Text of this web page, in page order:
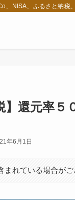
、NISA、ふるさと納税
】還元率
年6月1日
れている場合がご